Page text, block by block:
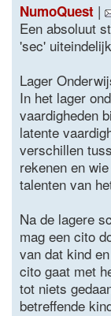
NumoQuest |
Een absoluut
'sec'
Lager
In het lager
vaardigheden
latente
verschillen
rekenen en
talenten van
Na de lagere
mag een cito
van dat kind
cito gaat met
tot niets
betreffende